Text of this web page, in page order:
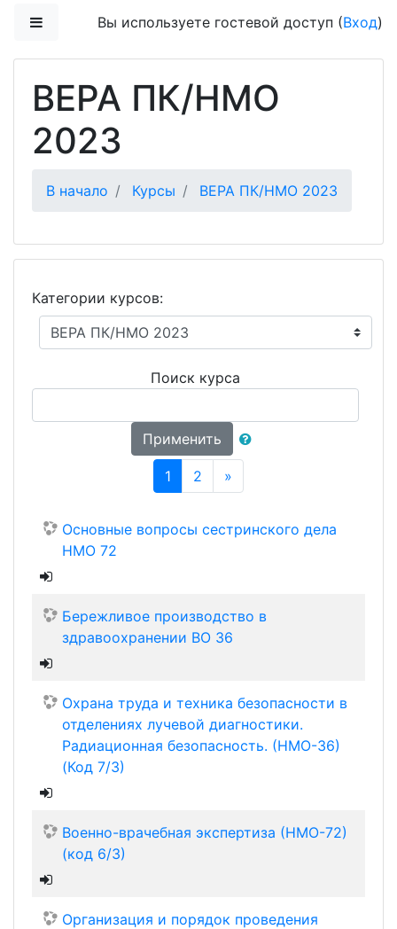
Боковая панель
Вы используете гостевой доступ (Вход)
ВЕРА ПК/НМО
2023
В начало Курсы ВЕРА ПК/НМО 2023
Категории курсов:
Поиск курса
Применить
1 (текущая)
2 »
Основные вопросы сестринского дела
НМО 72
Бережливое производство в
здравоохранении ВО 36
Охрана труда и техника безопасности в
отделениях лучевой диагностики.
Радиационная безопасность. (НМО-36)
(Код 7/3)
Военно-врачебная экспертиза (НМО-72)
(код 6/3)
Организация и порядок проведения